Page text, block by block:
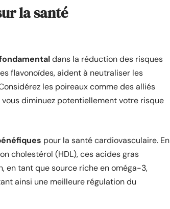
la santé
dans la réduction des risques
flavonoïdes, aident à neutraliser les
les poireaux comme des alliés
diminuez potentiellement votre risque
pour la santé cardiovasculaire. En
cholestérol (HDL), ces acides gras
en tant que source riche en oméga-3,
ainsi une meilleure régulation du